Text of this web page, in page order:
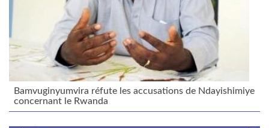
Bamvuginyumvira réfute les accusations de Ndayishimiye
concernant le Rwanda